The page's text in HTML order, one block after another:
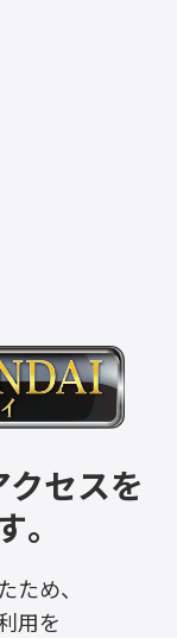
セスを
め、
用を